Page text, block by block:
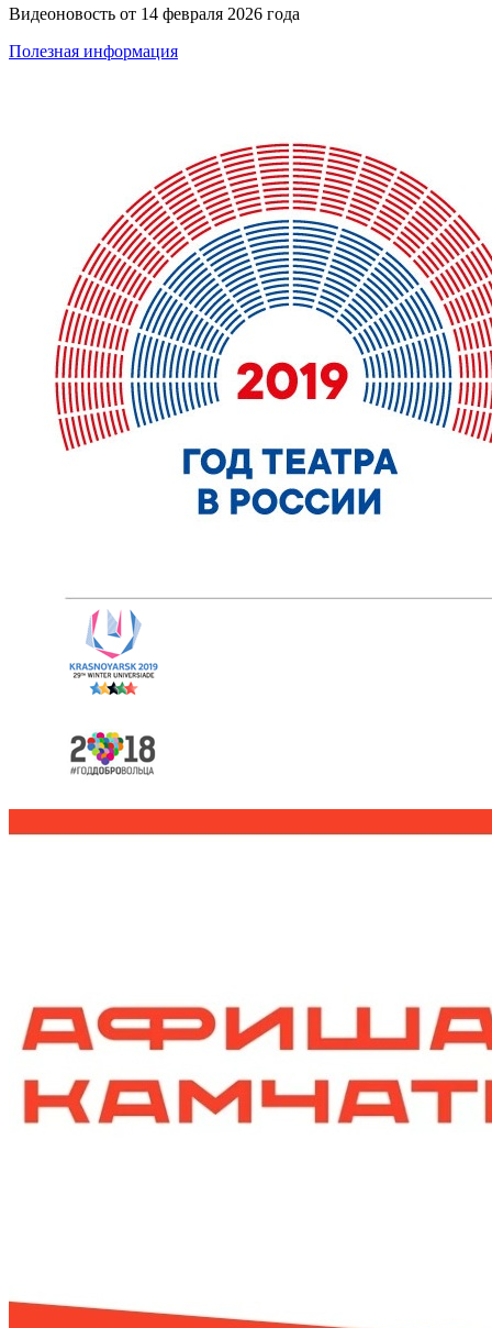
Видеоновость от 14 февраля 2026 года
Полезная информация